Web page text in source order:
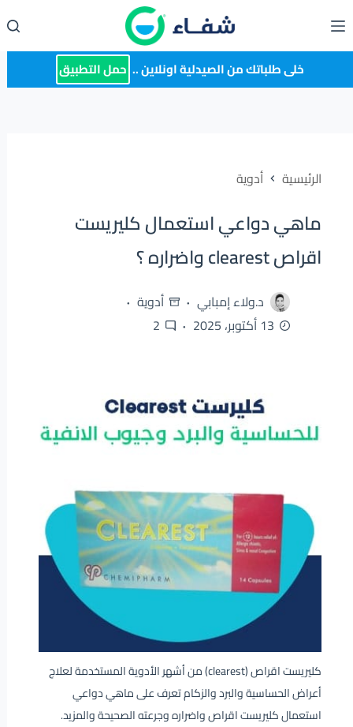
إلى
المحتوى خلى طلباتك من الصيدلية اونلاين .. حمل التطبيق
الرئيسية أدوية
ماهي دواعي استعمال كليريست
اقراص clearest واضراره ؟
د.ولاء إمبابي
أدوية
13 أكتوبر، 2025
2
كليريست اقراص (clearest) من أشهر الأدوية المستخدمة لعلاج
أعراض الحساسية والبرد والزكام تعرف على ماهي دواعي
استعمال كليريست اقراص واضراره وجرعته الصحيحة والمزيد.